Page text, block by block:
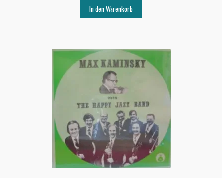
war:
€20,00€5,00.
In den Warenkorb